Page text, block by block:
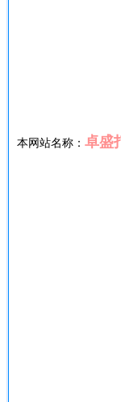
本网站名称： 卓盛